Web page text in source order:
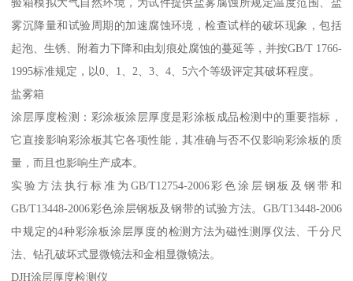
雾沉降量和试验周期的加速腐蚀环境，检查试样的破坏现象，包括
起泡、生锈、附着力下降和由划痕处腐蚀的蔓延等，并按GB/T 1766-
1995标准规定，以0、1、2、3、4、5六个等级评定其破坏程度。
盐雾箱
涂层厚度检测：彩涂板涂层厚度是彩涂板成品检测中的重要指标，
它直接影响彩涂板其它各项性能，其准确与否不仅影响彩涂板的质
量，而且也影响生产成本。
实验方法执行标准为GB/T12754-2006彩色涂层钢板及钢带和
GB/T13448-2006彩色涂层钢板及钢带的试验方法。GB/T13448-2006
中规定的4种彩涂板涂层厚度的检测方法为磁性测厚仪法、千分尺
法、钻孔破坏式显微镜法和金相显微镜法。
DJH涂层厚度检测仪